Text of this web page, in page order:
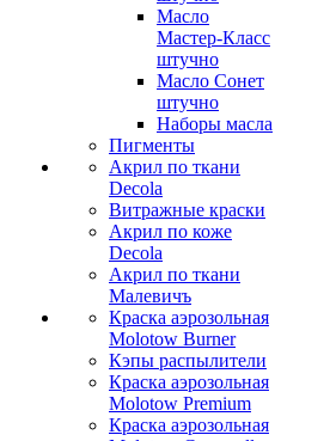
Масло
Мастер-Класс
штучно
Масло Сонет
штучно
Наборы масла
Пигменты
Акрил по ткани
Decola
Витражные краски
Акрил по коже
Decola
Акрил по ткани
Малевичъ
Краска аэрозольная
Molotow Burner
Кэпы распылители
Краска аэрозольная
Molotow Premium
Краска аэрозольная